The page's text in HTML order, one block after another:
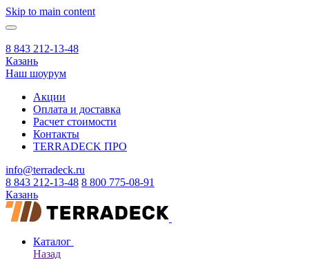
Skip to main content
8 843 212-13-48
Казань
Наш шоурум
Акции
Оплата и доставка
Расчет стоимости
Контакты
TERRADECK ПРО
info@terradeck.ru
8 843 212-13-48 8 800 775-08-91
Казань
Каталог
Назад